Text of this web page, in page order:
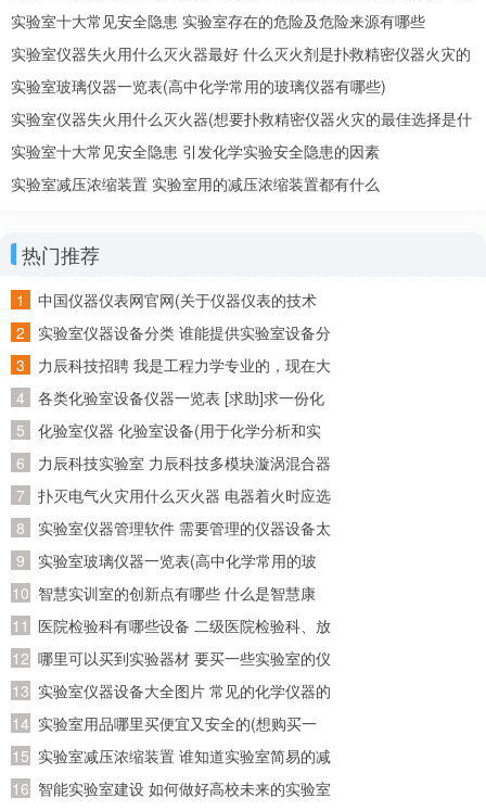
沫还是二氧化碳
实验室十大常见安全隐患 实验室存在的危险及危险来源有哪些
实验室仪器失火用什么灭火器最好 什么灭火剂是扑救精密仪器火灾的
最佳选择
实验室玻璃仪器一览表(高中化学常用的玻璃仪器有哪些)
实验室仪器失火用什么灭火器(想要扑救精密仪器火灾的最佳选择是什
么灭火剂)
实验室十大常见安全隐患 引发化学实验安全隐患的因素
实验室减压浓缩装置 实验室用的减压浓缩装置都有什么
热门推荐
中国仪器仪表网官网(关于仪器仪表的技术
资料在哪个网站比较好找~)
实验室仪器设备分类 谁能提供实验室设备分
类目录呢~
力辰科技招聘 我是工程力学专业的，现在大
四了，准备回广东工作，请问广东省有哪些
公司招聘工程力学专业的
各类化验室设备仪器一览表 [求助]求一份化
验室化验仪器和试剂的清单
化验室仪器 化验室设备(用于化学分析和实
验的必备装备)
力辰科技实验室 力辰科技多模块漩涡混合器
怎么安装？怎么操作？
扑灭电气火灾用什么灭火器 电器着火时应选
用什么灭火器灭火
实验室仪器管理软件 需要管理的仪器设备太
多了，求推荐好用的实验室管理软件
实验室玻璃仪器一览表(高中化学常用的玻
璃仪器有哪些)
智慧实训室的创新点有哪些 什么是智慧康
养？智慧康养应该怎么做？
医院检验科有哪些设备 二级医院检验科、放
射科、病理科有哪些医疗设备!详细点!
哪里可以买到实验器材 要买一些实验室的仪
器的试剂，请问一下到哪儿买
实验室仪器设备大全图片 常见的化学仪器的
名称及图片？
实验室用品哪里买便宜又安全的(想购买一
套初三所有的化学实验器材，大概要多少
钱？分开买便宜还是？哪里有卖？那里的便
实验室减压浓缩装置 谁知道实验室简易的减
压蒸馏装置，我是想自己制作一个简单的减
智能实验室建设 如何做好高校未来的实验室